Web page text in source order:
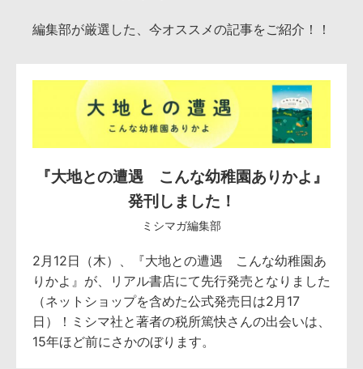
編集部が厳選した、今オススメの記事をご紹介！！
『大地との遭遇 こんな幼稚園ありかよ』
発刊しました！
ミシマガ編集部
2月12日（木）、『大地との遭遇 こんな幼稚園あ
りかよ』が、リアル書店にて先行発売となりました
（ネットショップを含めた公式発売日は2月17
日）！ミシマ社と著者の税所篤快さんの出会いは、
15年ほど前にさかのぼります。